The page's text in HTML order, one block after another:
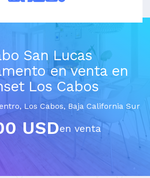
San Lucas
en venta en
Los Cabos
, Los Cabos, Baja California Sur
USDen venta